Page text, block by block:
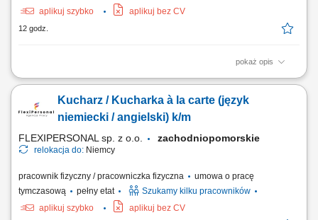
aplikuj szybko
aplikuj bez CV
12 godz.
pokaż opis
Opis stanowiska: Przygotowywanie dań à la carte; Dbanie o smak,
zapasów i organizacja pracy; Utrzymanie porządku i standardów
higieny; Czego oczekujemy: Doświadczenia jako kucharz; Znajomości
Kucharz / Kucharka à la carte (język
niemiecki / angielski) k/m
FLEXIPERSONAL sp. z o.o. zachodniopomorskie
relokacja do: Niemcy
pracownik fizyczny / pracowniczka fizyczna
umowa o pracę
tymczasową
pełny etat
Szukamy kilku pracowników
aplikuj szybko
aplikuj bez CV